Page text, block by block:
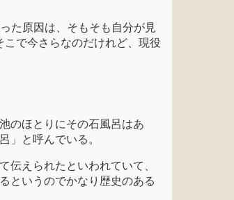
た原因は、そもそも自分が見
で今さらなのだけれど、現役
のほとりにその石風呂はあ
」と呼んでいる。
伝えられたといわれていて、
というのでかなり歴史のある